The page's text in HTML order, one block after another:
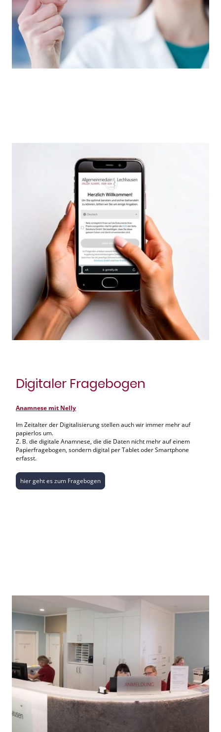
Digitaler Fragebogen
Anamnese mit Nelly
Im Zeitalter der Digitalisierung stellen auch wir immer mehr auf
papierlos um.
Z. B. die digitale Anamnese, die die Daten nicht mehr auf einem
Papierfragebogen, sondern digital per Tablet oder Smartphone
erfasst.
hier geht es zum Fragebogen